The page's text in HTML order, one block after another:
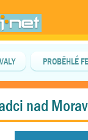
PROBĚHLÉ
nad